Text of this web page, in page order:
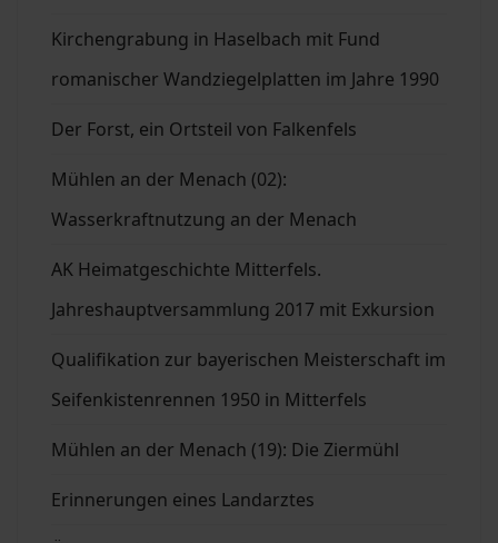
Kirchengrabung in Haselbach mit Fund
romanischer Wandziegelplatten im Jahre 1990
Der Forst, ein Ortsteil von Falkenfels
Mühlen an der Menach (02):
Wasserkraftnutzung an der Menach
AK Heimatgeschichte Mitterfels.
Jahreshauptversammlung 2017 mit Exkursion
Qualifikation zur bayerischen Meisterschaft im
Seifenkistenrennen 1950 in Mitterfels
Mühlen an der Menach (19): Die Ziermühl
Erinnerungen eines Landarztes